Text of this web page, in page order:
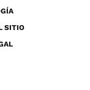
SITIO